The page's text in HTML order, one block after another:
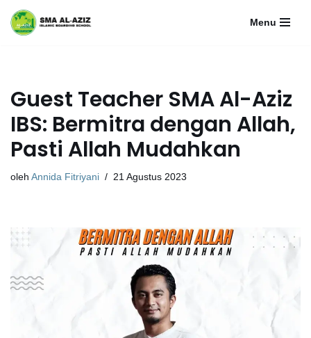
Lompat
Menu
Guest Teacher SMA Al-Aziz
IBS: Bermitra dengan Allah,
Pasti Allah Mudahkan
oleh Annida Fitriyani 21 Agustus 2023